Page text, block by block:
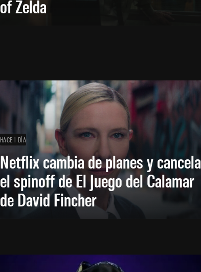
of Zelda
HACE 1 DÍA
Netflix cambia de planes y cancela
el spinoff de El Juego del Calamar
de David Fincher